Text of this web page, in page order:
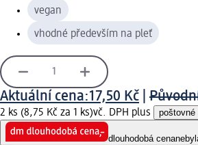
vegan
vhodné především na pleť
Aktuální cena:17,50 Kč
2 ks (8,75 Kč za 1 ks)vč. DPH plus poštovné
dlouhodobá cena